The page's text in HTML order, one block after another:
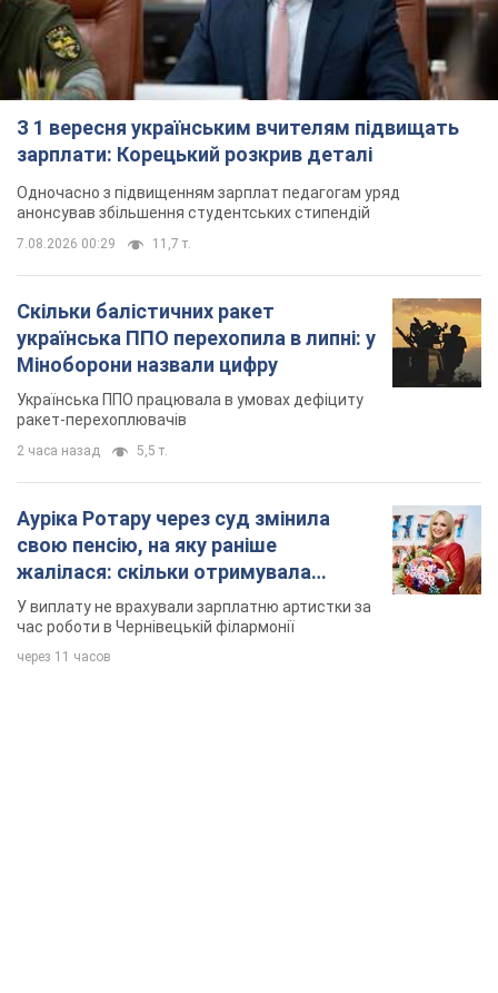
З 1 вересня українським вчителям підвищать
зарплати: Корецький розкрив деталі
Одночасно з підвищенням зарплат педагогам уряд
анонсував збільшення студентських стипендій
7.08.2026 00:29 11,7 т.
Скільки балістичних ракет
українська ППО перехопила в липні: у
Міноборони назвали цифру
Українська ППО працювала в умовах дефіциту
ракет-перехоплювачів
2 часа назад 5,5 т.
Ауріка Ротару через суд змінила
свою пенсію, на яку раніше
жалілася: скільки отримувала
співачка
У виплату не врахували зарплатню артистки за
час роботи в Чернівецькій філармонії
через 11 часов